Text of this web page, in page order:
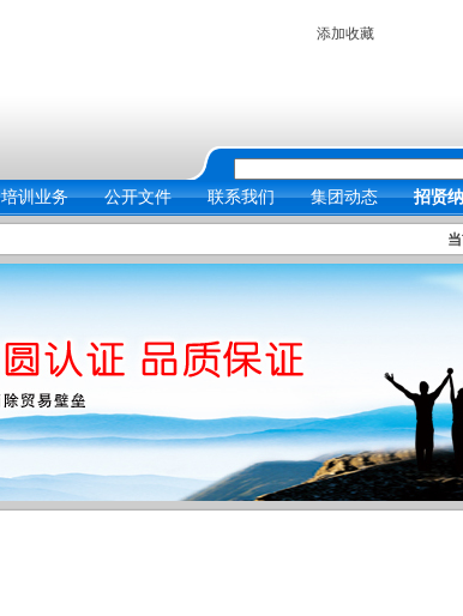
添加收藏
培训业务 公开文件 联系我们 集团动态 招贤